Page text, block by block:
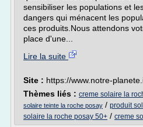
sensibiliser les populations et
dangers qui ménacent les
ces produits.Nous attendons
place d'une...
Lire la suite
Site : https://www.notre-
Thèmes liés : creme solaire la
solaire teinte la roche posay / produit
solaire la roche posay 50+ / creme